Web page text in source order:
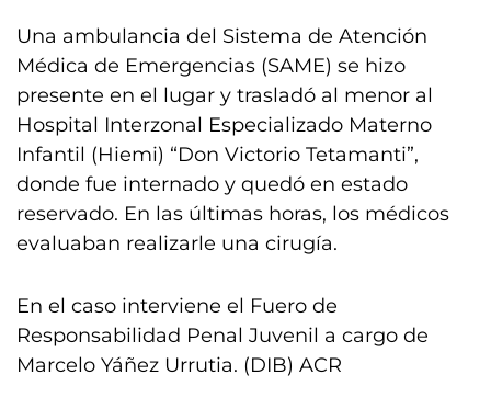
Una ambulancia del Sistema de Atención
Médica de Emergencias (SAME) se hizo
presente en el lugar y trasladó al menor al
Hospital Interzonal Especializado Materno
Infantil (Hiemi) “Don Victorio Tetamanti”,
donde fue internado y quedó en estado
reservado. En las últimas horas, los médicos
evaluaban realizarle una cirugía.
En el caso interviene el Fuero de
Responsabilidad Penal Juvenil a cargo de
Marcelo Yáñez Urrutia. (DIB) ACR